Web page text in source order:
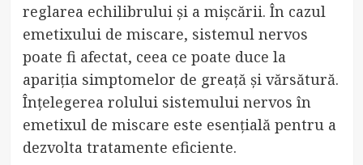
reglarea echilibrului și a mișcării. În cazul
emetixului de miscare, sistemul nervos
poate fi afectat, ceea ce poate duce la
apariția simptomelor de greață și vărsătură.
Înțelegerea rolului sistemului nervos în
emetixul de miscare este esențială pentru a
dezvolta tratamente eficiente.